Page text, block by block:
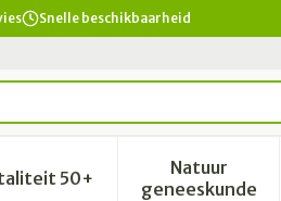
Snelle beschikbaarheid
categorie
en vitamines categorie
Zwangerschap en
50+
Toon submenu voor Vitaliteit
Natuur
geneeskunde
Toon